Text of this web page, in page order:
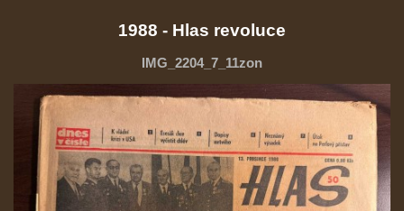
1988 - Hlas revoluce
IMG_2204_7_11zon